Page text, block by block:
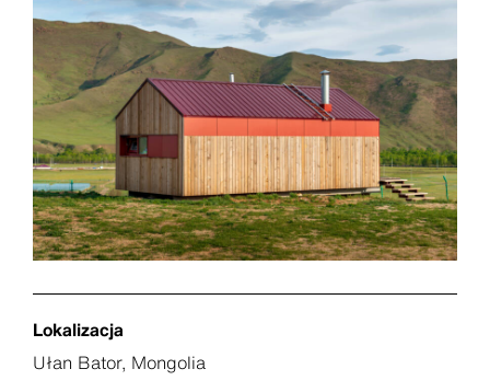
Lokalizacja
Ułan Bator, Mongolia